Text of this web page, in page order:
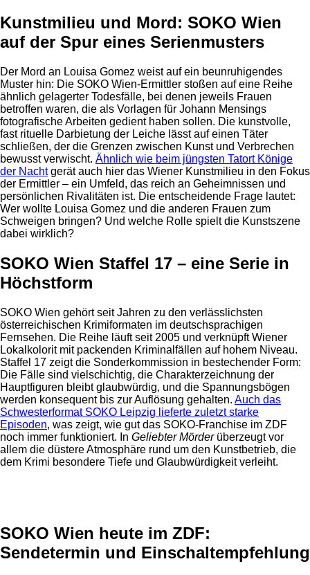
Kunstmilieu und Mord: SOKO Wien
auf der Spur eines Serienmusters
Der Mord an Louisa Gomez weist auf ein beunruhigendes
Muster hin: Die SOKO Wien-Ermittler stoßen auf eine Reihe
ähnlich gelagerter Todesfälle, bei denen jeweils Frauen
betroffen waren, die als Vorlagen für Johann Mensings
fotografische Arbeiten gedient haben sollen. Die kunstvolle,
fast rituelle Darbietung der Leiche lässt auf einen Täter
schließen, der die Grenzen zwischen Kunst und Verbrechen
bewusst verwischt. Ähnlich wie beim jüngsten Tatort Könige
der Nachtgerät auch hier das Wiener Kunstmilieu in den Fokus
der Ermittler – ein Umfeld, das reich an Geheimnissen und
persönlichen Rivalitäten ist. Die entscheidende Frage lautet:
Wer wollte Louisa Gomez und die anderen Frauen zum
Schweigen bringen? Und welche Rolle spielt die Kunstszene
dabei wirklich?
SOKO Wien Staffel 17 – eine Serie in
Höchstform
SOKO Wien gehört seit Jahren zu den verlässlichsten
österreichischen Krimiformaten im deutschsprachigen
Fernsehen. Die Reihe läuft seit 2005 und verknüpft Wiener
Lokalkolorit mit packenden Kriminalfällen auf hohem Niveau.
Staffel 17 zeigt die Sonderkommission in bestechender Form:
Die Fälle sind vielschichtig, die Charakterzeichnung der
Hauptfiguren bleibt glaubwürdig, und die Spannungsbögen
werden konsequent bis zur Auflösung gehalten. Auch das
Schwesterformat SOKO Leipzig lieferte zuletzt starke
Episoden, was zeigt, wie gut das SOKO-Franchise im ZDF
noch immer funktioniert. In Geliebter Mörderüberzeugt vor
allem die düstere Atmosphäre rund um den Kunstbetrieb, die
dem Krimi besondere Tiefe und Glaubwürdigkeit verleiht.
SOKO Wien heute im ZDF:
Sendetermin und Einschaltempfehlung